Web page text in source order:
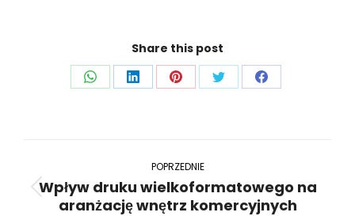
Share this post
Share Share Share Share Share
wpisów
POPRZEDNIE
Poprzedni
Wpływ druku wielkoformatowego na
aranżację wnętrz komercyjnych